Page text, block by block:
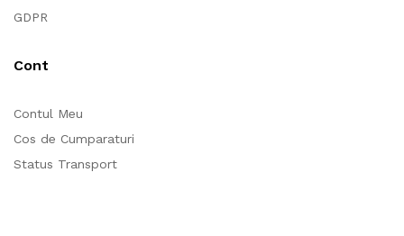
GDPR
Cont
Contul Meu
Cos de Cumparaturi
Status Transport